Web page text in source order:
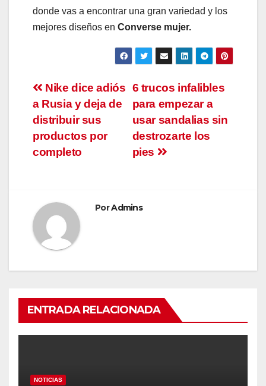
donde vas a encontrar una gran variedad y los
mejores diseños en Converse mujer.
Navegación
de
entradas
6 trucos infalibles
para empezar a
usar sandalias sin
destrozarte los
pies
Nike dice adiós
a Rusia y deja de
distribuir sus
productos por
completo
PorAdmins
ENTRADA RELACIONADA
NOTICIAS